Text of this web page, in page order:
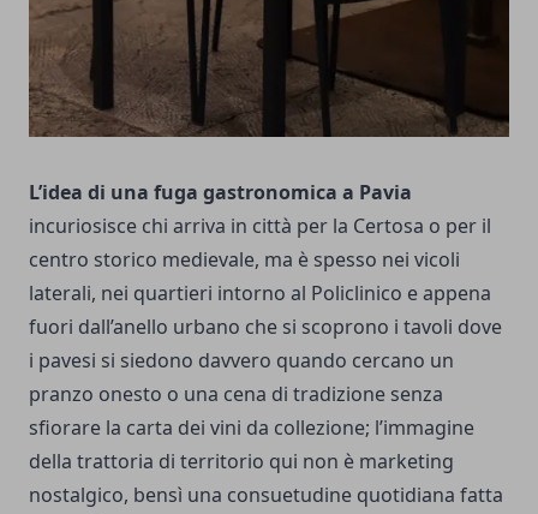
L’idea di una fuga gastronomica a Pavia
incuriosisce chi arriva in città per la Certosa o per il
centro storico medievale, ma è spesso nei vicoli
laterali, nei quartieri intorno al Policlinico e appena
fuori dall’anello urbano che si scoprono i tavoli dove
i pavesi si siedono davvero quando cercano un
pranzo onesto o una cena di tradizione senza
sfiorare la carta dei vini da collezione; l’immagine
della trattoria di territorio qui non è marketing
nostalgico, bensì una consuetudine quotidiana fatta